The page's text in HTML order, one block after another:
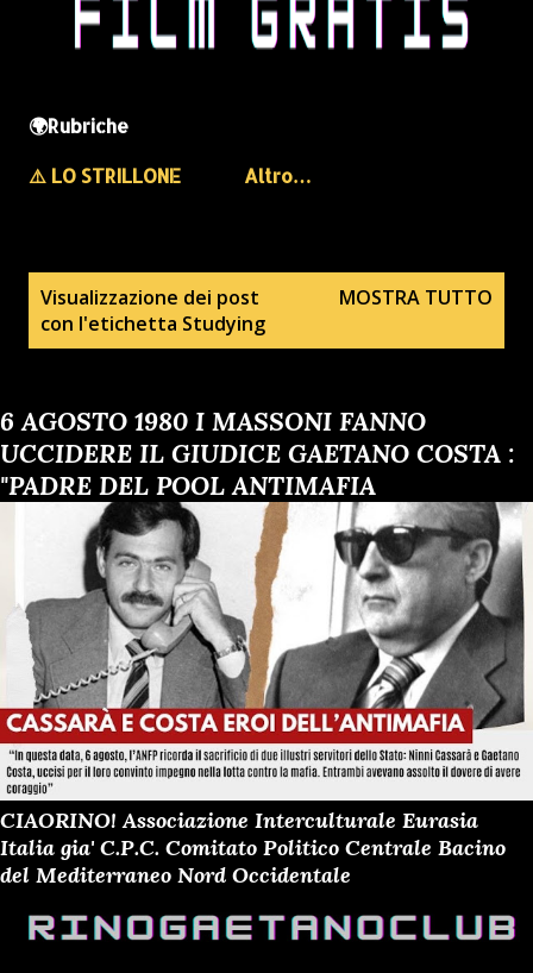
🌍Rubriche
⚠️ LO STRILLONE
Altro…
t
Visualizzazione dei post
con l'etichetta Studying
MOSTRA TUTTO
6 AGOSTO 1980 I MASSONI FANNO
UCCIDERE IL GIUDICE GAETANO COSTA :
"PADRE DEL POOL ANTIMAFIA
CIAORINO! Associazione Interculturale Eurasia
Italia gia' C.P.C. Comitato Politico Centrale Bacino
del Mediterraneo Nord Occidentale